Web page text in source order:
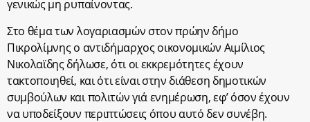
γενικώς μη ρυπαίνοντας.
Στο θέμα των λογαριασμών στον πρώην δήμο
Πικρολίμνης ο αντιδήμαρχος οικονομικών Αιμίλιος
Νικολαϊδης δήλωσε, ότι οι εκκρεμότητες έχουν
τακτοποιηθεί, και ότι είναι στην διάθεση δημοτικών
συμβούλων και πολιτών γιά ενημέρωση, εφ’ όσον έχουν
να υποδείξουν περιπτώσεις όπου αυτό δεν συνέβη.